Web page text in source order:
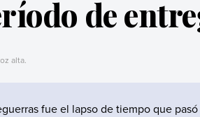
de
alta.
fue el lapso de tiempo que